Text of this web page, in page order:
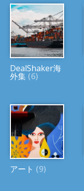
DealShaker海
外集 (6)
アート (9)